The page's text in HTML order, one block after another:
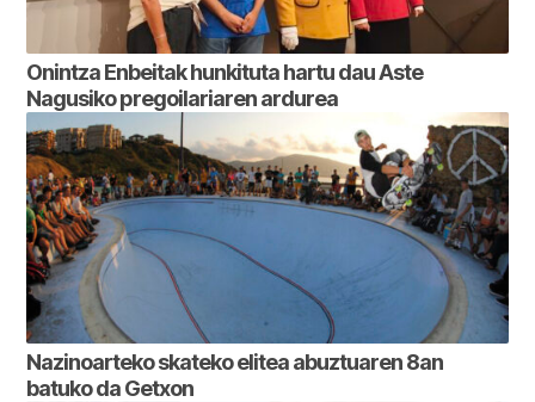
Onintza Enbeitak hunkituta hartu dau Aste
Nagusiko pregoilariaren ardurea
Nazinoarteko skateko elitea abuztuaren 8an
batuko da Getxon